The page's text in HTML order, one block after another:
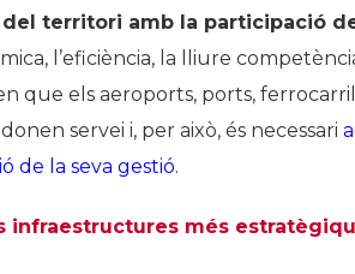
territori amb la participació
l’eficiència, la lliure
que els aeroports, ports,
servei i, per això, és necessari
de la seva gestió.
infraestructures més